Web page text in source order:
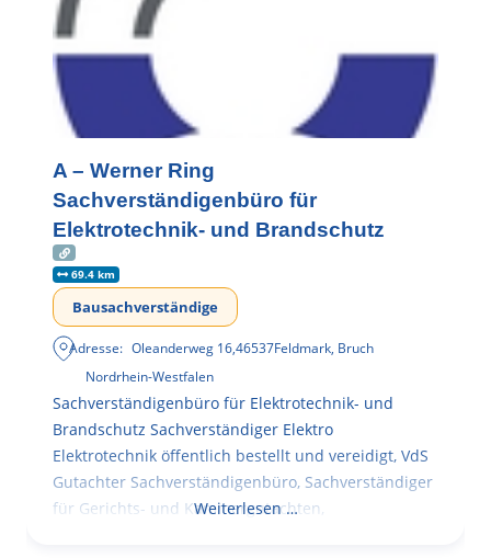
A – Werner Ring
Sachverständigenbüro für
Elektrotechnik- und Brandschutz
69.4 km
Bausachverständige
Adresse: Oleanderweg 16,46537Feldmark, Bruch
Nordrhein-Westfalen
Sachverständigenbüro für Elektrotechnik- und
Brandschutz Sachverständiger Elektro
Elektrotechnik öffentlich bestellt und vereidigt, VdS
Gutachter Sachverständigenbüro, Sachverständiger
für Gerichts- und Kammergutachten,
Weiterlesen …